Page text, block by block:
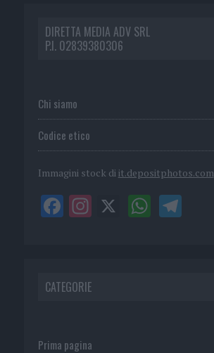
DIRETTA MEDIA ADV SRL
P.I. 02839380306
Chi siamo
Codice etico
Immagini stock di it.depositphotos.com
CATEGORIE
Prima pagina